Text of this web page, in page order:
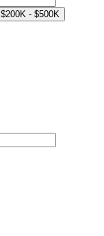
$200K - $500K